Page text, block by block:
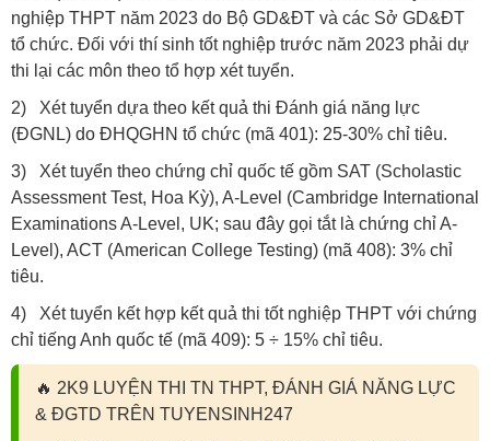
nghiệp THPT năm 2023 do Bộ GD&ĐT và các Sở GD&ĐT
tổ chức. Đối với thí sinh tốt nghiệp trước năm 2023 phải dự
thi lại các môn theo tổ hợp xét tuyển.
2) Xét tuyển dựa theo kết quả thi Đánh giá năng lực
(ĐGNL) do ĐHQGHN tổ chức (mã 401): 25-30% chỉ tiêu.
3) Xét tuyển theo chứng chỉ quốc tế gồm SAT (Scholastic
Assessment Test, Hoa Kỳ), A-Level (Cambridge International
Examinations A-Level, UK; sau đây gọi tắt là chứng chỉ A-
Level), ACT (American College Testing) (mã 408): 3% chỉ
tiêu.
4) Xét tuyển kết hợp kết quả thi tốt nghiệp THPT với chứng
chỉ tiếng Anh quốc tế (mã 409): 5 ÷ 15% chỉ tiêu.
🔥 2K9 LUYỆN THI TN THPT, ĐÁNH GIÁ NĂNG LỰC
& ĐGTD TRÊN TUYENSINH247